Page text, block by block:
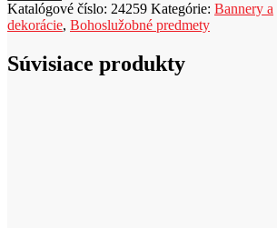
Katalógové číslo: 24259 Kategórie: Bannery a
dekorácie, Bohoslužobné predmety
Súvisiace produkty